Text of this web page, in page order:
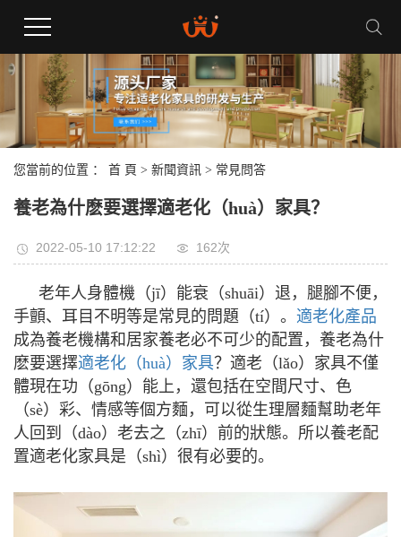
您當前的位置 ： 首 頁 > 新聞資訊 > 常見問答
養老為什麽要選擇適老化（huà）家具？
2022-05-10 17:12:22 162次
老年人身體機（jī）能衰（shuāi）退，腿腳不便，
手顫、耳目不明等是常見的問題（tí）。 適老化產品
成為養老機構和居家養老必不可少的配置，養老為什
麽要選擇適老化（huà）家具？適老（lǎo）家具不僅
體現在功（gōng）能上，還包括在空間尺寸、色
（sè）彩、情感等個方麵，可以從生理層麵幫助老年
人回到（dào）老去之（zhī）前的狀態。所以養老配
置適老化家具是（shì）很有必要的。